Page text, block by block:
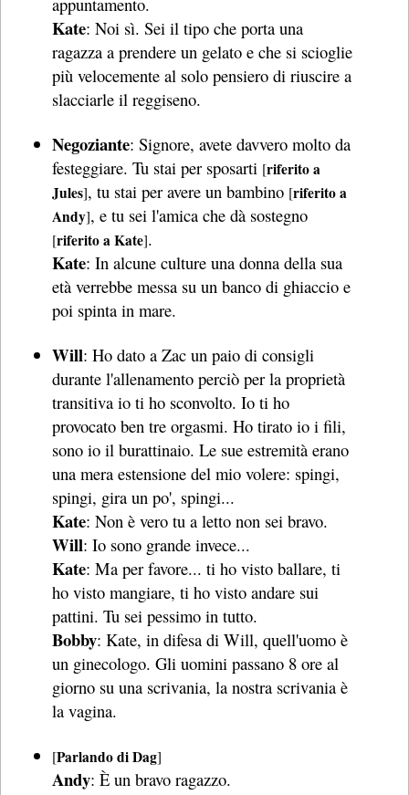
Kate: Noi sì. Sei il tipo che porta una
ragazza a prendere un gelato e che si scioglie
più velocemente al solo pensiero di riuscire a
slacciarle il reggiseno.
Negoziante: Signore, avete davvero molto da
festeggiare. Tu stai per sposarti [riferito a
Jules], tu stai per avere un bambino [riferito a
Andy], e tu sei l'amica che dà sostegno
[riferito a Kate].
Kate: In alcune culture una donna della sua
età verrebbe messa su un banco di ghiaccio e
poi spinta in mare.
Will: Ho dato a Zac un paio di consigli
durante l'allenamento perciò per la proprietà
transitiva io ti ho sconvolto. Io ti ho
provocato ben tre orgasmi. Ho tirato io i fili,
sono io il burattinaio. Le sue estremità erano
una mera estensione del mio volere: spingi,
spingi, gira un po', spingi...
Kate: Non è vero tu a letto non sei bravo.
Will: Io sono grande invece...
Kate: Ma per favore... ti ho visto ballare, ti
ho visto mangiare, ti ho visto andare sui
pattini. Tu sei pessimo in tutto.
Bobby: Kate, in difesa di Will, quell'uomo è
un ginecologo. Gli uomini passano 8 ore al
giorno su una scrivania, la nostra scrivania è
la vagina.
[Parlando di Dag]
Andy: È un bravo ragazzo.